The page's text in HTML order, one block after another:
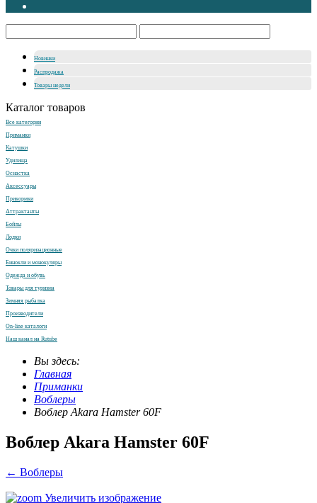
Новинки
Распродажа
Товары недели
Каталог товаров
Все категории
Приманки
Катушки
Удилища
Оснастка
Аксессуары
Прикормки
Аттрактанты
Бойлы
Лодки
Очки поляризационные
Бинокли и монокуляры
Одежда и обувь
Товары для туризма
Зимняя рыбалка
Производители
On-line каталоги
Наш канал на Rutube
Вы здесь:
Главная
Приманки
Воблеры
Воблер Akara Hamster 60F
Воблер Akara Hamster 60F
← Воблеры
Увеличить изображение